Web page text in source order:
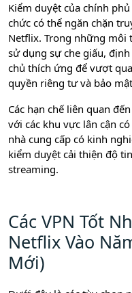
Kiểm duyệt của chính
chức có thể ngăn chặn
Netflix. Trong những môi
sử dụng sự che giấu,
chủ thích ứng để vượt
quyền riêng tư và bảo
Các hạn chế liên quan
với các khu vực lân cận
nhà cung cấp có kinh
kiểm duyệt cải thiện độ
streaming.
Các VPN Tốt
Netflix Vào
Mới)